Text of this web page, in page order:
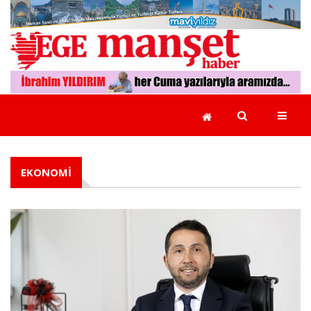
GÜNCEL
YÖNETİMLER
RÖPORTAJLAR
EKONOMİ